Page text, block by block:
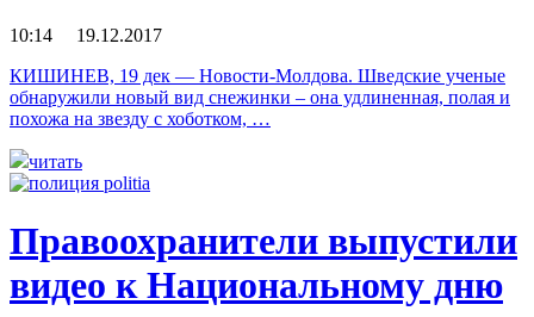
10:14 19.12.2017
КИШИНЕВ, 19 дек — Новости-Молдова. Шведские ученые
обнаружили новый вид снежинки – она удлиненная, полая и
похожа на звезду с хоботком, …
читать
Правоохранители выпустили
видео к Национальному дню